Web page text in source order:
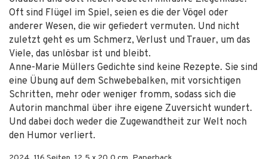
Oft sind Flügel im Spiel, seien es die der Vögel oder
anderer Wesen, die wir gefiedert vermuten. Und nicht
zuletzt geht es um Schmerz, Verlust und Trauer, um das
Viele, das unlösbar ist und bleibt.
Anne-Marie Müllers Gedichte sind keine Rezepte. Sie sind
eine Übung auf dem Schwebebalken, mit vorsichtigen
Schritten, mehr oder weniger fromm, sodass sich die
Autorin manchmal über ihre eigene Zuversicht wundert.
Und dabei doch weder die Zugewandtheit zur Welt noch
den Humor verliert.